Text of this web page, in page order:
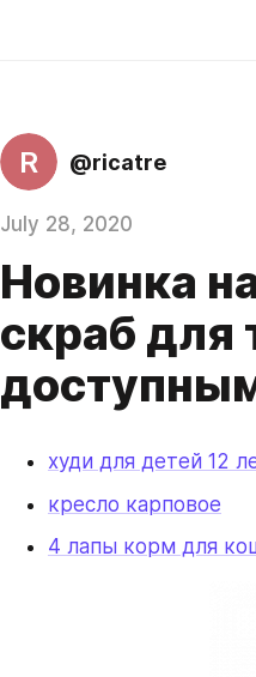
R @ricatre
July 28, 2020
Новинка
скраб для
худи для детей 12
кресло карповое
4 лапы корм для